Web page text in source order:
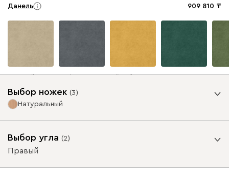
Данель 909 810
Бежевый Графит Жёлтый Изумруд
Выбор ножек (3)
Натуральный
Опоры
Выбор угла (2)
Правый